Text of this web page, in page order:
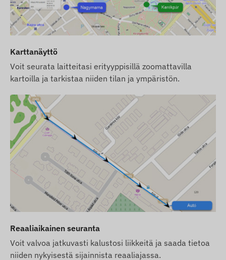
sinulla ei ole tästä lisätehtäviä.
Ohjelmistotilauksen yhteydessä, jos haluat
sähköposti-ilmoitusten lisäksi, osta myös SMS-
krediittikortti, jonka löydät verkkokaupastamme,
laitteen oheistuotteiden joukosta.
Verkkoteknologia ja tulevaisuudenkestävyys (2G
vs 4G):Tämä laite käyttää perinteistä 2G (GSM)
verkkoa. Tarkista ennen ostopäätöstä, onko 2G-
verkko saatavilla suunnittelemallasi
käyttöalueella ja palveluntarjoajallasi. Joissakin
maissa (esim. Sveitsi) ja tietyillä operaattoreilla
2G-teknologian alasajo on jo käynnissä.
Vinkkimme:
Jos etsit pitkäaikaista ja varmaa
ratkaisua kansainväliseen käyttöön,
suosittelemme valitsemaan modernit4G (LTE)-
laitteemme, jotka tarjoavat laajemman
Pyrimme varmistamaan verkkosivustolla
Karttanäyttö
Voit seurata laitteitasi erityyppisillä zoomattavilla
kartoilla ja tarkistaa niiden tilan ja ympäristön.
Reaaliaikainen seuranta
Voit valvoa jatkuvasti kalustosi liikkeitä ja saada tietoa
niiden nykyisestä sijainnista reaaliajassa.